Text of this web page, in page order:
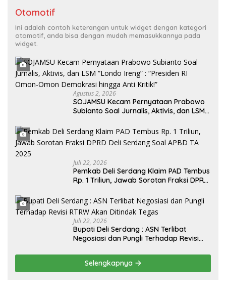
Otomotif
Ini adalah contoh keterangan untuk widget dengan kategori
otomotif, anda bisa dengan mudah memasukkannya pada
widget.
Agustus 2, 2026
SOJAMSU Kecam Pernyataan Prabowo
Subianto Soal Jurnalis, Aktivis, dan LSM
Omon Demokrasi hingga Anti Kritik!”
Juli 22, 2026
Pemkab Deli Serdang Klaim PAD Tembus
Rp. 1 Triliun, Jawab Sorotan Fraksi DPRD
Juli 22, 2026
Bupati Deli Serdang : ASN Terlibat
Negosiasi dan Pungli Terhadap Revisi
Selengkapnya